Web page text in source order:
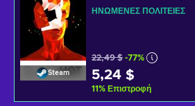
Steam
ΗΝΩΜΈΝΕΣ ΠΟΛΙΤΕΊΕΣ
22,49 $ -77%
5,24 $
11% Επιστροφή